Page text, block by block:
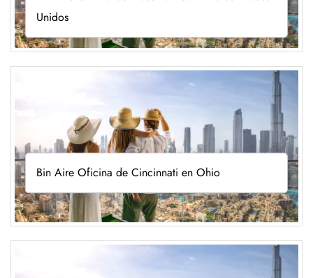
Unidos
Bin Aire Oficina de Cincinnati en Ohio